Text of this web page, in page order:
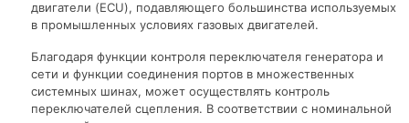
двигатели (ECU), подавляющего большинства используемых
в промышленных условиях газовых двигателей.
Благодаря функции контроля переключателя генератора и
сети и функции соединения портов в множественных
системных шинах, может осуществлять контроль
переключателей сцепления. В соответствии с номинальной